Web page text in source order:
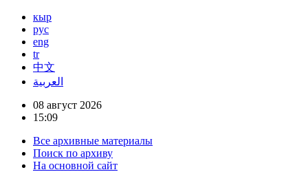
кыр
рус
eng
tr
中文
العربية
08 август 2026
15:09
Все архивные материалы
Поиск по архиву
На основной сайт